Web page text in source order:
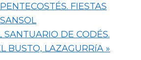
FIESTAS
SANTUARIO DE CODÉS.
BUSTO, LAZAGURRíA »